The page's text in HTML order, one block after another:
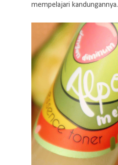
mempelajari kandungannya.